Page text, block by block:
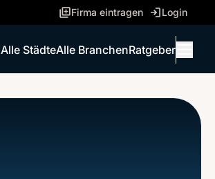
Firma eintragen Login
Alle StädteAlle BranchenRatgeber